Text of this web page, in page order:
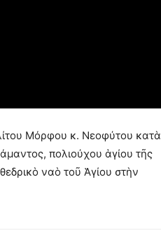
Μόρφου κ. Νεοφύτου κατὰ
πολιούχου ἁγίου τῆς
ναὸ τοῦ Ἁγίου στὴν